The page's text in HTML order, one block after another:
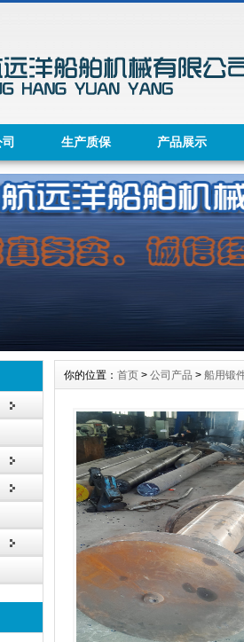
生产质保 产品展示
你的位置： 首页 > 公司产品 > 船用锻